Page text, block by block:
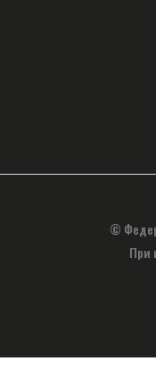
©
При